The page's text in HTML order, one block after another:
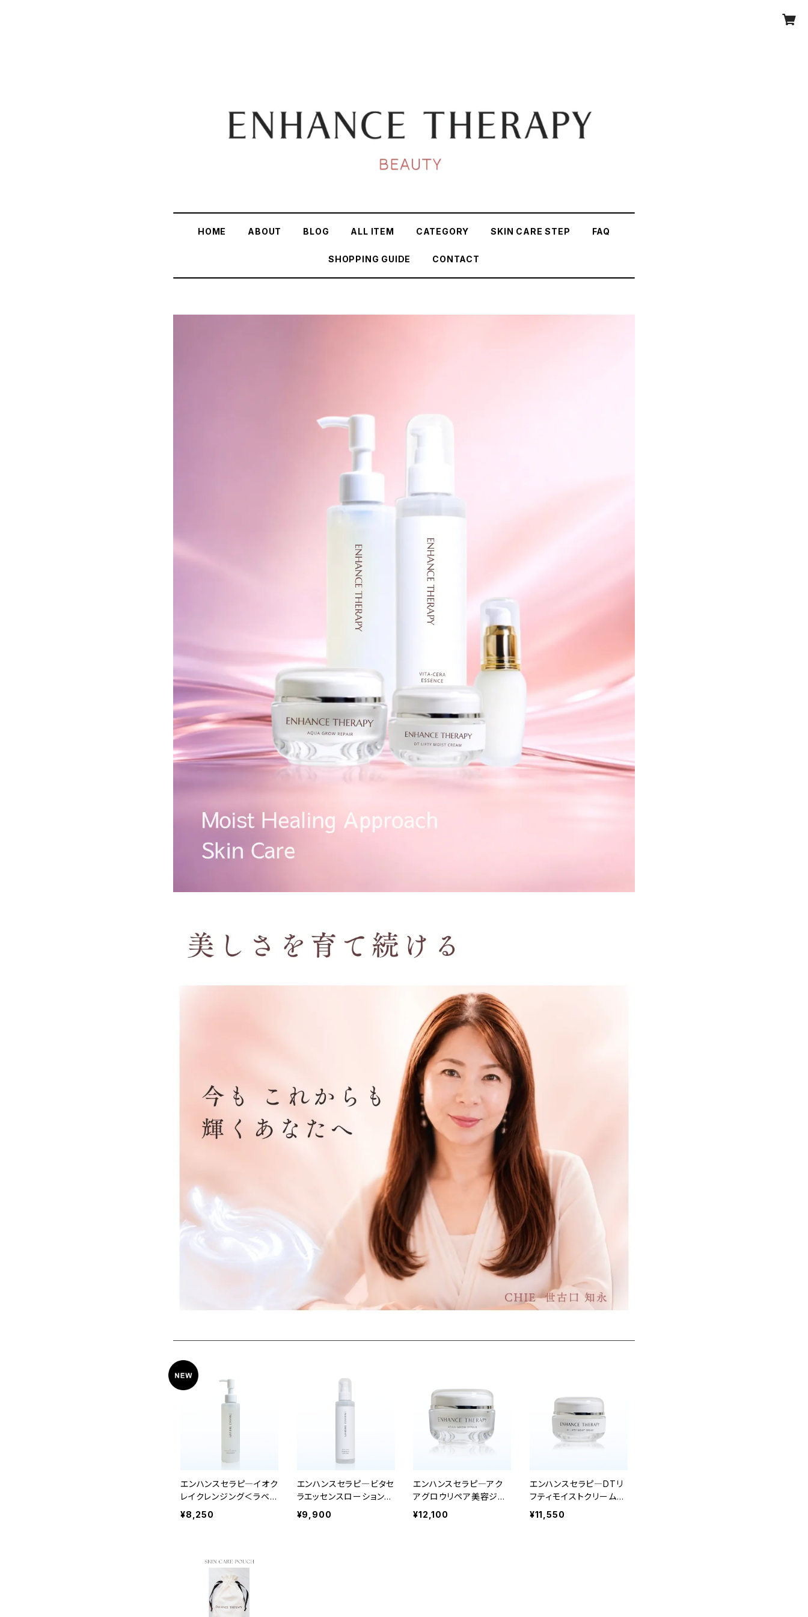
HOME ABOUT BLOG ALL ITEM CATEGORY SKIN CARE STEP FAQ
SHOPPING GUIDE CONTACT
エンハンスセラピ―イオク
レイクレンジング＜ラベン
ダー＞ 150ml
¥8,250
エンハンスセラピ―ビタセ
ラエッセンスローション15
0ml
¥9,900
エンハンスセラピ―アク
アグロウリペア美容ジェ
ル 50g
¥12,100
エンハンスセラピ―DTリ
フティモイストクリーム＜
ユーカリ＞30g
¥11,550